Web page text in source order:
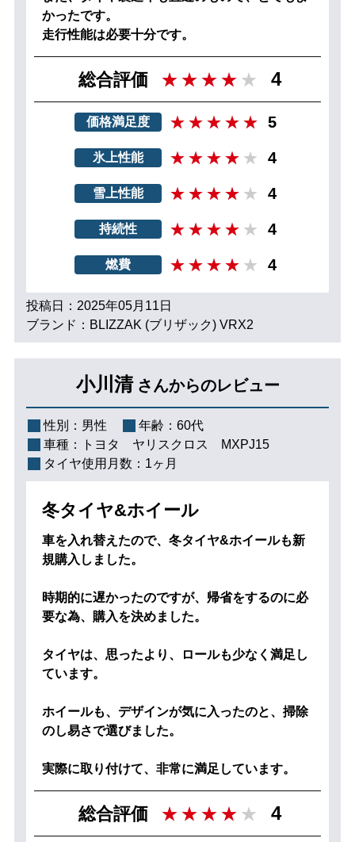
かったです。
走行性能は必要十分です。
総合評価 4
価格満足度 5
氷上性能 4
雪上性能 4
持続性 4
燃費 4
投稿日：2025年05月11日
ブランド：BLIZZAK (ブリザック) VRX2
小川清 さんからのレビュー
性別： 男性 年齢： 60代
車種：
トヨタ ヤリスクロス MXPJ15
タイヤ使用月数： 1ヶ月
冬タイヤ&ホイール
車を入れ替えたので、冬タイヤ&ホイールも新
規購入しました。
時期的に遅かったのですが、帰省をするのに必
要な為、購入を決めました。
タイヤは、思ったより、ロールも少なく満足し
ています。
ホイールも、デザインが気に入ったのと、掃除
のし易さで選びました。
実際に取り付けて、非常に満足しています。
総合評価 4